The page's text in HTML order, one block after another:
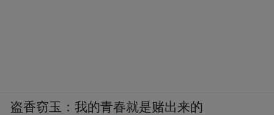
盗香窃玉：我的青春就是赌出来的